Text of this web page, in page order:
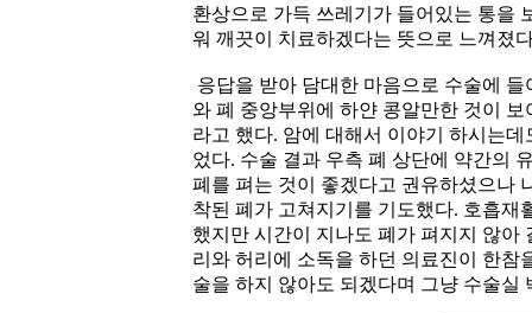
환상으로 가득 쓰레기가 들어있는 통을
워 깨끗이 치료하겠다는 뜻으로 느껴졌
응답을 받아 담대한 마음으로 수술에
와 폐 중앙부위에 하얀 콩알만한 것이
라고 했다. 암에 대해서 이야기 하시는
었다. 수술 결과 우측 폐 상단에 약간의
폐를 펴는 것이 좋겠다고 권유하셨으나
착된 폐가 고쳐지기를 기도했다. 호흡재
했지만 시간이 지나도 폐가 펴지지 않아
리와 허리에 소독을 하던 의료진이 한참
술을 하지 않아도 되겠다며 그냥 수술실